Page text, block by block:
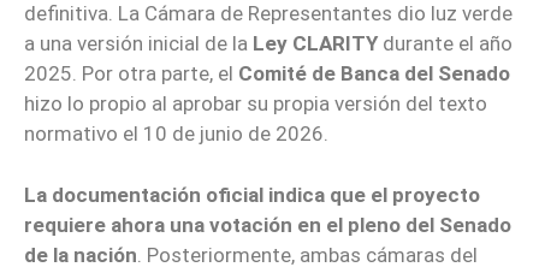
definitiva. La Cámara de Representantes dio luz verde
a una versión inicial de la Ley CLARITY durante el año
2025. Por otra parte, el Comité de Banca del Senado
hizo lo propio al aprobar su propia versión del texto
normativo el 10 de junio de 2026.
La documentación oficial indica que el proyecto
requiere ahora una votación en el pleno del Senado
de la nación . Posteriormente, ambas cámaras del